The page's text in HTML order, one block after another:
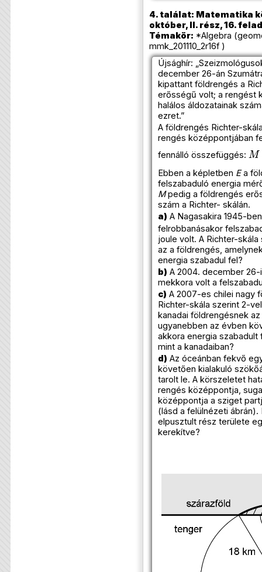
4. találat: Matematika
október, II. rész, 16.
Témakör: *Algebra
mmk_201110_2r16f )
Újsághír:
december 26-án
kipattant földrengés a
erősségű volt; a rengést
halálos áldozatainak
ezret.”
A földrengés Richter-
rengés középpontjában
fennálló összefüggés:
M
Ebben a képletben Ea
felszabaduló energia
Mpedig a földrengés
szám a Richter- skálán.
a) A Nagasakira 1945-
felrobbanásakor
joule volt. A Richter-
az a földrengés,
energia szabadul fel?
b) A 2004. december
mekkora volt a
c) A 2007-es chilei nagy
Richter-skála szerint 2-
kanadai földrengésnek
ugyanebben az évben
akkora energia
mint a kanadaiban?
d) Az óceánban fekvő
követően kialakuló
tarolt le. A körszeletet
rengés középpontja,
középpontja a sziget
(lásd a felülnézeti
elpusztult rész területe
kerekítve?